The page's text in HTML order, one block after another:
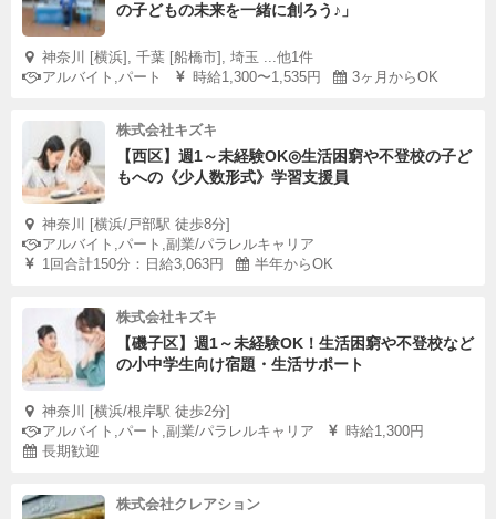
の子どもの未来を一緒に創ろう♪」
神奈川 [横浜], 千葉 [船橋市], 埼玉 ...他1件
アルバイト,パート
時給1,300〜1,535円 3ヶ月からOK
株式会社キズキ
【西区】週1～未経験OK◎生活困窮や不登校の子ど
もへの《少人数形式》学習支援員
神奈川 [横浜/戸部駅 徒歩8分]
アルバイト,パート,副業/パラレルキャリア
1回合計150分：日給3,063円
半年からOK
株式会社キズキ
【磯子区】週1～未経験OK！生活困窮や不登校など
の小中学生向け宿題・生活サポート
神奈川 [横浜/根岸駅 徒歩2分]
アルバイト,パート,副業/パラレルキャリア
時給1,300円
長期歓迎
株式会社クレアション